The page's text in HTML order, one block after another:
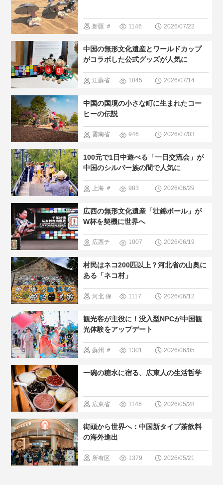
すめ ＃人
新疆 ＃
すめ ＃現
地の暮らし
の少数民族
＃人間と大
自然
1146 2026/07/22
中国の無形文化遺産とワールドカップ
がコラボした公式グッズが人気に
江蘇省
族自治区
寧夏 ＃無
1045 2026/07/14
中国の国境の小さな町に生まれたコー
ヒーの伝説
雲南省
ルメ ＃人
気・おすす
の暮らし方
＃中国の少
数民族
946 2026/07/03
100元で1日中遊べる「一日交流会」が
中国のシルバー族の間で人気に
上海 ＃
ト ＃人
気・おすす
の暮らし方
983 2026/06/29
広西の無形文化遺産「壮錦ボール」が
W杯を契機に世界へ
広西チ
区 ＃無形
文化遺産
すすめ ＃
現地の暮ら
し方 ＃中
1007 2026/06/19
村民はネコ200匹以上？河北省の山奥に
ある「ネコ村」
河北 保
ト ＃人
気・おすす
の暮らし方
自然
1117 2026/06/12
観光客が主役に！没入型NPCが中国観
光体験をアップデート
蘇州 ＃
スポット
すすめ
1301 2026/06/05
一碗の糖水に宿る、広東人の生活哲学
広東省
ルメ ＃人
気・おすす
1146 2026/05/28
街頭から世界へ：中国新タイプ茶飲料
の海外進出
所有区 1379 2026/05/21